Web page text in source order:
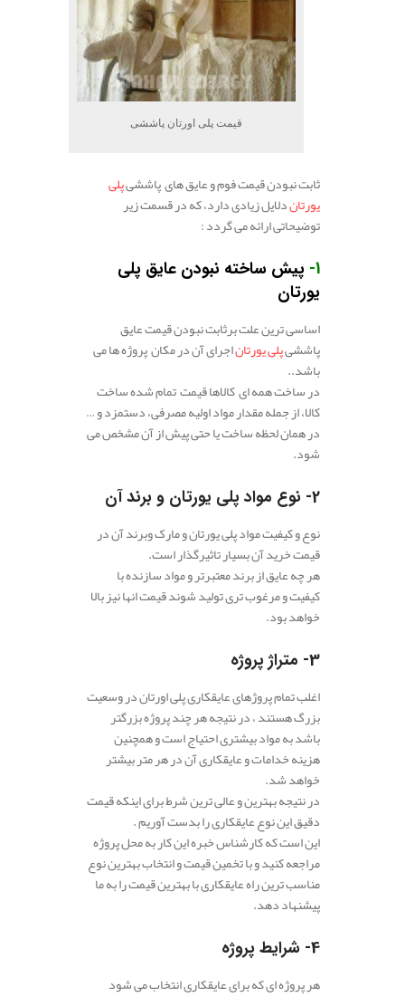
قیمت پلی اورتان پاششی
ثابت نبودن قیمت فوم و عایق های پاششیپلی
یورتاندلایل زیادی دارد، که در قسمت زیر
توضیحاتی ارائه می گردد :
1- پیش‌ ساخته نبودن عایق پلی‌
یورتان
اساسی ترین علت برثابت نبودن قیمت عایق
پاششیپلی‌ یورتاناجرای آن در مکان پروژه ها می
باشد..
در ساخت همه ای کالا‌ها قیمت تمام شده ساخت
کالا، از جمله مقدار مواد اولیه مصرفی، دستمزد و …
در همان لحظه ساخت یا حتی پیش از آن مشخص می
شود.
2- نوع مواد پلی‌ یورتان و برند آن
نوع و کیفیت مواد پلی یورتان و مارک وبرند آن در
قیمت خرید آن بسیار تاثیرگذار است.
هر چه عایق از برند معتبرتر و مواد سازنده با
کیفیت و مرغوب تری تولید شوند قیمت انها نیز بالا
خواهد بود.
3- متراژ پروژه
اغلب تمام پروژهای عایقکاری پلی اورتان در وسعیت
بزرگ هستند ، در نتیجه هر چند پروژه بزرگتر
باشد به مواد بیشتری احتیاج است و همچنین
هزینه خدامات و عایقکاری آن در هر متر بیشتر
خواهد شد.
در نتیجه بهترین و عالی ترین شرط برای اینکه قیمت
دقیق این نوع عایقکاری را بدست آوریم .
این است که کارشناس خبره این کار به محل پروژه
مراجعه کنید و با تخمین قیمت و انتخاب بهترین نوع
مناسب ترین راه عایقکاری با بهترین قیمت را به ما
پیشنهاد دهد.
4- شرایط پروژه
هر پروژه ای که برای عایقکاری انتخاب می شود